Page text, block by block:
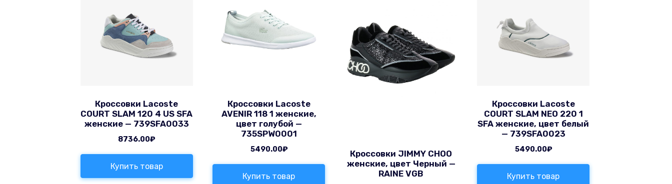
Кроссовки Lacoste
COURT SLAM 120 4 US SFA
женские — 739SFA0033
8736.00₽
Купить товар
Кроссовки Lacoste
AVENIR 118 1 женские,
цвет голубой —
735SPW0001
5490.00₽
Купить товар
Кроссовки JIMMY CHOO
женские, цвет Черный —
RAINE VGB
Кроссовки Lacoste
COURT SLAM NEO 220 1
SFA женские, цвет белый
— 739SFA0023
5490.00₽
Купить товар